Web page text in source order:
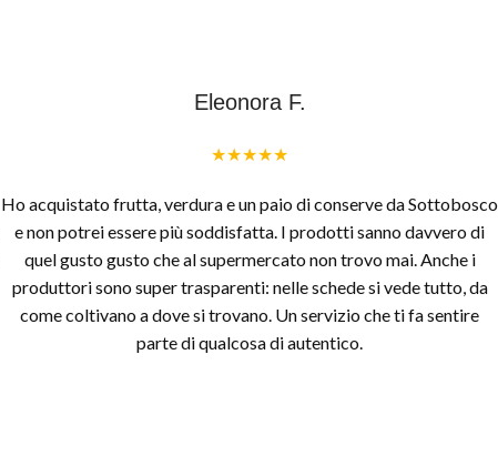
Eleonora F.
★★★★★
Ho acquistato frutta, verdura e un paio di conserve da Sottobosco
e non potrei essere più soddisfatta. I prodotti sanno davvero di
quel gusto gusto che al supermercato non trovo mai. Anche i
produttori sono super trasparenti: nelle schede si vede tutto, da
come coltivano a dove si trovano. Un servizio che ti fa sentire
parte di qualcosa di autentico.